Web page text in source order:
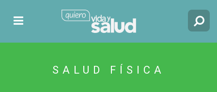
SALUD FÍSICA